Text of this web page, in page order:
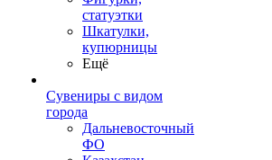
статуэтки
Шкатулки,
купюрницы
Ещё
Сувениры с видом
города
Дальневосточный
ФО